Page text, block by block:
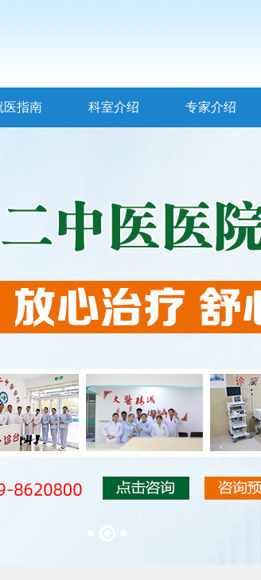
医指南 科室介绍 专家介绍